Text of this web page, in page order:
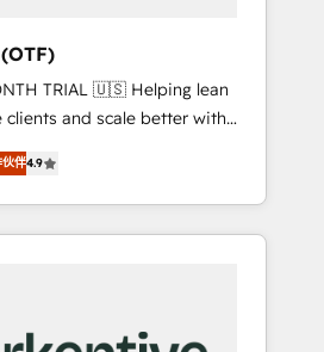
strategy that drive
AI, & maximize AEO with
integrations, hosting, &
🇺🇸 Helping lean
and scale better with
& 'Done For You'
- Win more
no-shows - Improve lead
to learn the ins-and-outs
伴4.9